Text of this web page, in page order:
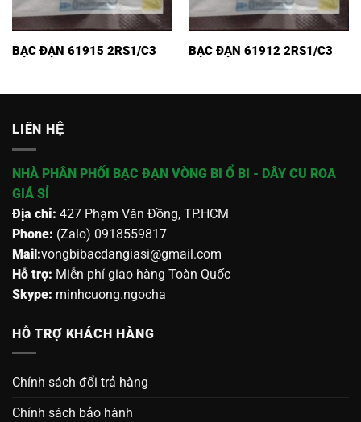
BẠC ĐẠN 61915 2RS1/C3 BẠC ĐẠN 61912 2RS1/C3
LIÊN HỆ
NHÀ PHÂN PHỐI BẠC ĐẠN VÒNG BI Ổ BI - DÂY CU ROA
GIÁ SỈ
Địa chỉ: 427 Phạm Văn Đồng, TP.HCM
Phone: (Zalo) 0918559817
Mail:vongbibacdangiasi@gmail.com
Hỗ trợ: Miễn phí giao hàng Toàn Quốc
Skype: minhcuong.ngocha
HỖ TRỢ KHÁCH HÀNG
Chính sách đổi trả hàng
Chính sách bảo hành